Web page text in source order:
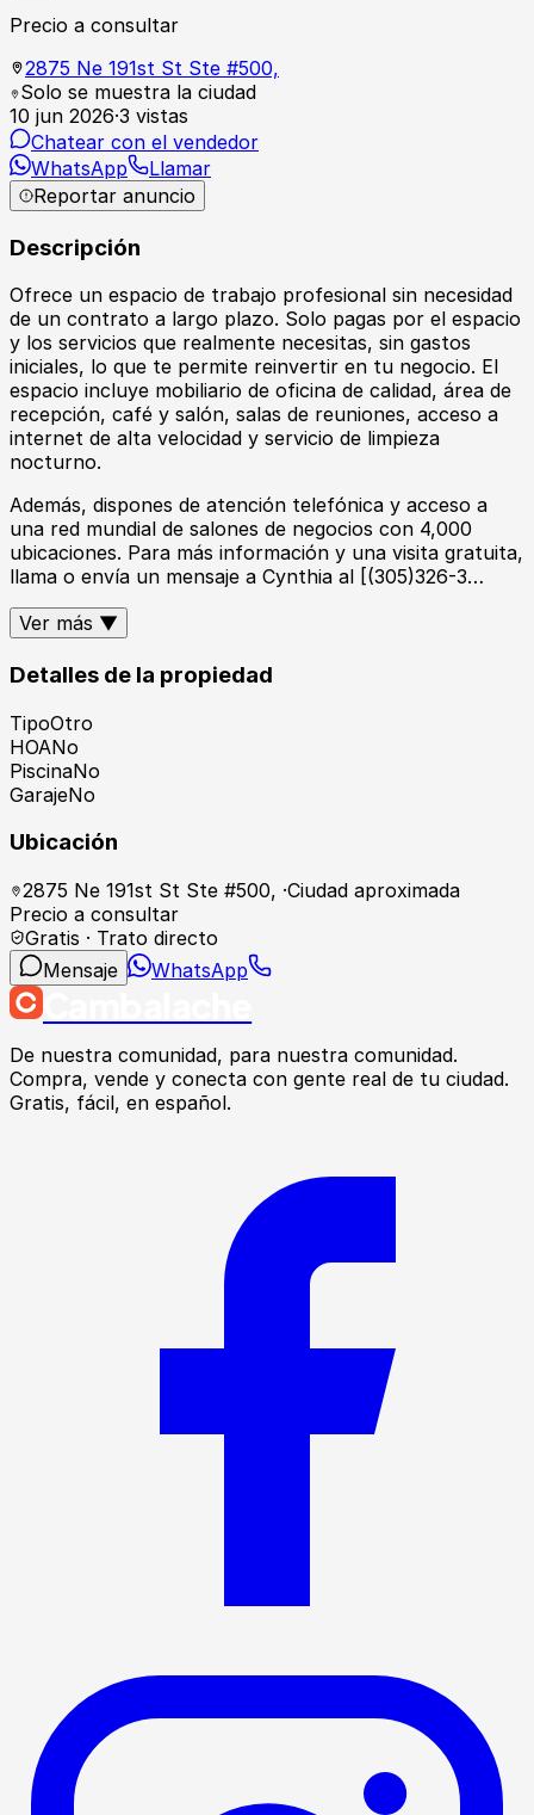
Precio a consultar
2875 Ne 191st St Ste #500,
Solo se muestra la ciudad
10 jun 2026·3 vistas
Chatear con el vendedor
WhatsApp
Llamar
Reportar anuncio
Descripción
Ofrece un espacio de trabajo profesional sin necesidad
de un contrato a largo plazo. Solo pagas por el espacio
y los servicios que realmente necesitas, sin gastos
iniciales, lo que te permite reinvertir en tu negocio. El
espacio incluye mobiliario de oficina de calidad, área de
recepción, café y salón, salas de reuniones, acceso a
internet de alta velocidad y servicio de limpieza
nocturno.
Además, dispones de atención telefónica y acceso a
una red mundial de salones de negocios con 4,000
ubicaciones. Para más información y una visita gratuita,
llama o envía un mensaje a Cynthia al [(305)326-3…
Ver más ▼
Detalles de la propiedad
TipoOtro
HOANo
PiscinaNo
GarajeNo
Ubicación
2875 Ne 191st St Ste #500, ·Ciudad aproximada
Precio a consultar
Gratis · Trato directo
Mensaje
WhatsApp
De nuestra comunidad, para nuestra comunidad.
Compra, vende y conecta con gente real de tu ciudad.
Gratis, fácil, en español.